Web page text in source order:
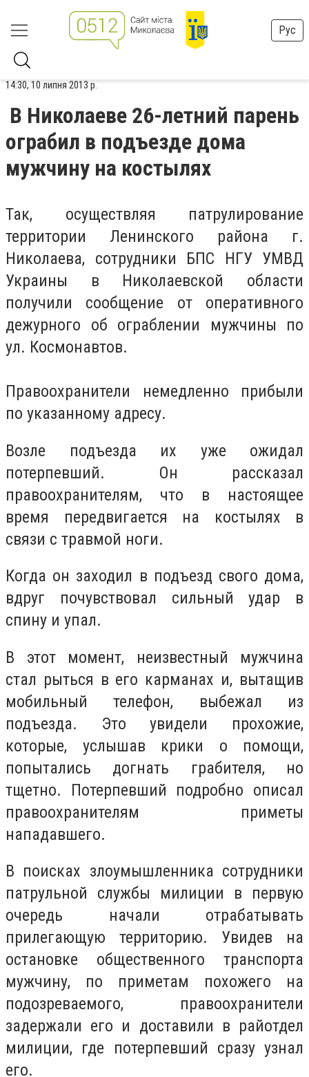
Рус
14:30, 10 липня 2013 р.
В Николаеве 26-летний парень
ограбил в подъезде дома
мужчину на костылях
Так, осуществляя патрулирование
территории Ленинского района г.
Николаева, сотрудники БПС НГУ УМВД
Украины в Николаевской области
получили сообщение от оперативного
дежурного об ограблении мужчины по
ул. Космонавтов.
Правоохранители немедленно прибыли
по указанному адресу.
Возле подъезда их уже ожидал
потерпевший. Он рассказал
правоохранителям, что в настоящее
время передвигается на костылях в
связи с травмой ноги.
Когда он заходил в подъезд свого дома,
вдруг почувствовал сильный удар в
спину и упал.
В этот момент, неизвестный мужчина
стал рыться в его карманах и, вытащив
мобильный телефон, выбежал из
подъезда. Это увидели прохожие,
которые, услышав крики о помощи,
попытались догнать грабителя, но
тщетно. Потерпевший подробно описал
правоохранителям приметы
нападавшего.
В поисках злоумышленника сотрудники
патрульной службы милиции в первую
очередь начали отрабатывать
прилегающую территорию. Увидев на
остановке общественного транспорта
мужчину, по приметам похожего на
подозреваемого, правоохранители
задержали его и доставили в райотдел
милиции, где потерпевший сразу узнал
его.